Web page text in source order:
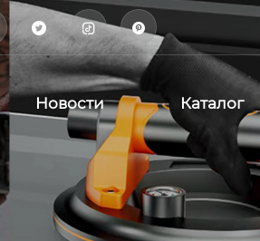
  
Новости Каталог